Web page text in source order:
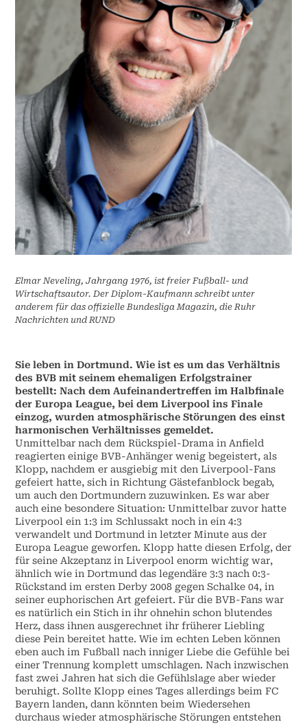
Elmar Neveling, Jahrgang 1976, ist freier Fußball- und
Wirtschaftsautor. Der Diplom-Kaufmann schreibt unter
anderem für das offizielle Bundesliga Magazin, die Ruhr
Nachrichten und RUND
Sie leben in Dortmund. Wie ist es um das Verhältnis
des BVB mit seinem ehemaligen Erfolgstrainer
bestellt: Nach dem Aufeinandertreffen im Halbfinale
der Europa League, bei dem Liverpool ins Finale
einzog, wurden atmosphärische Störungen des einst
harmonischen Verhältnisses gemeldet.
Unmittelbar nach dem Rückspiel-Drama in Anfield
reagierten einige BVB-Anhänger wenig begeistert, als
Klopp, nachdem er ausgiebig mit den Liverpool-Fans
gefeiert hatte, sich in Richtung Gästefanblock begab,
um auch den Dortmundern zuzuwinken. Es war aber
auch eine besondere Situation: Unmittelbar zuvor hatte
Liverpool ein 1:3 im Schlussakt noch in ein 4:3
verwandelt und Dortmund in letzter Minute aus der
Europa League geworfen. Klopp hatte diesen Erfolg, der
für seine Akzeptanz in Liverpool enorm wichtig war,
ähnlich wie in Dortmund das legendäre 3:3 nach 0:3-
Rückstand im ersten Derby 2008 gegen Schalke 04, in
seiner euphorischen Art gefeiert. Für die BVB-Fans war
es natürlich ein Stich in ihr ohnehin schon blutendes
Herz, dass ihnen ausgerechnet ihr früherer Liebling
diese Pein bereitet hatte. Wie im echten Leben können
eben auch im Fußball nach inniger Liebe die Gefühle bei
einer Trennung komplett umschlagen. Nach inzwischen
fast zwei Jahren hat sich die Gefühlslage aber wieder
beruhigt. Sollte Klopp eines Tages allerdings beim FC
Bayern landen, dann könnten beim Wiedersehen
durchaus wieder atmosphärische Störungen entstehen